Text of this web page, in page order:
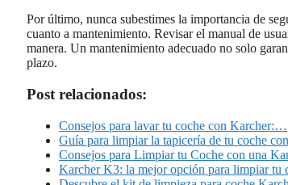
Por último, nunca subestimes la importancia de
cuanto a mantenimiento. Revisar el manual de
manera. Un mantenimiento adecuado no solo
plazo.
Post relacionados:
Consejos para lavar tu coche con Karcher:…
Guía para limpiar la tapicería de tu coche
Consejos para Limpiar tu Coche con una
Karcher K3: la mejor opción para limpiar tu